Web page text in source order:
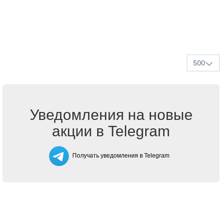
500
Уведомления на новые
акции в Telegram
Получать уведомления в Telegram